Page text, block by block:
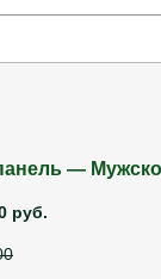
—
руб.